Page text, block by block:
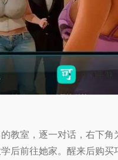
教室，逐一对话，右下角
后前往她家。醒来后购买